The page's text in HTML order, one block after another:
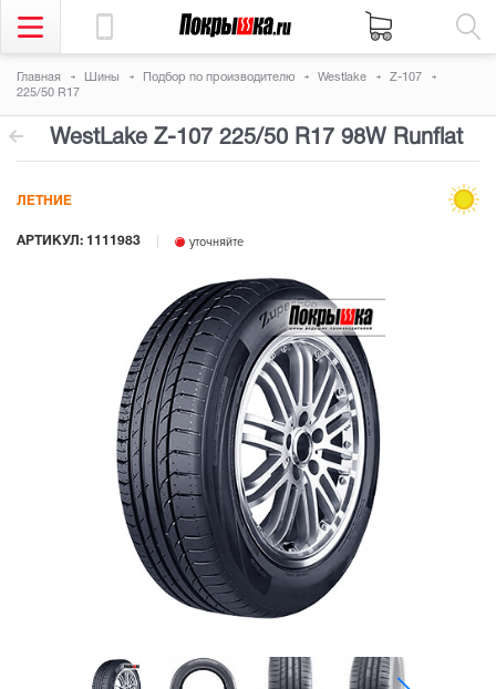
Главная Шины Подбор по производителю Westlake
Z-107
225/50 R17
WestLake Z-107 225/50 R17 98W Runflat
АРТИКУЛ: 1111983 уточняйте
ЛЕТНИЕ